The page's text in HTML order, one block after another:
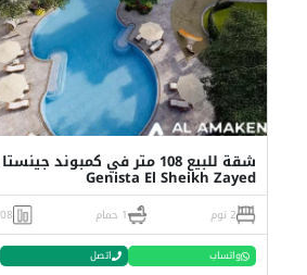
شقة للبيع 108 متر في كمبوند
Genista El Sheikh Zayed
2 نوم 1 حمام
واتساب اتصل